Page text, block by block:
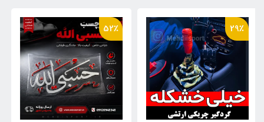
52٪ 27٪